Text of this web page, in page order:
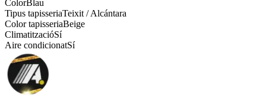
ColorBlau
Tipus tapisseriaTeixit / Alcántara
Color tapisseriaBeige
ClimatitzacióSí
Aire condicionatSí